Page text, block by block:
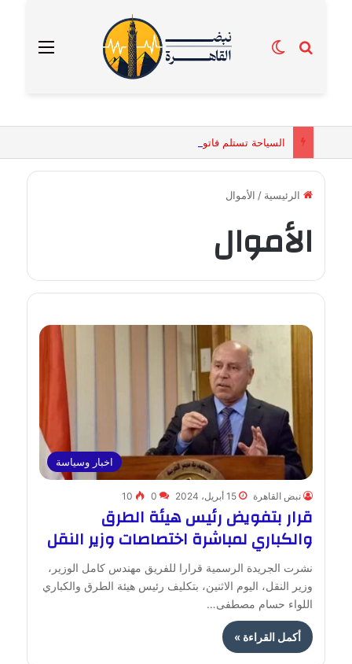
القائمة بحث عنالوضع المظلم
الرئيسية / الأموال
الأموال
اخبار وسياسة
نبض القاهرة 15 أبريل، 2024 0
10
قرار بتفويض رئيس هيئة الطرق
والكباري لمباشرة اختصاصات وزير النقل
نشرت الجريدة الرسمية قرارا للفريق مهندس كامل الوزير،
وزير النقل، اليوم الاثنين، بتكليف رئيس هيئة الطرق والكباري
اللواء حسام مصطفى…
أكمل القراءة »